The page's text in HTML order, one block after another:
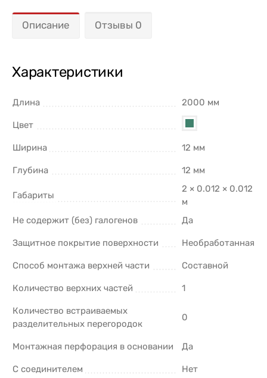
Описание Отзывы 0
Характеристики
Длина 2000 мм
Цвет
Ширина 12 мм
Глубина 12 мм
Габариты
2 × 0.012 × 0.012
м
Не содержит (без) галогенов
Да
Защитное покрытие поверхности Необработанная
Способ монтажа верхней части Составной
Количество верхних частей 1
Количество встраиваемых
разделительных перегородок
0
Монтажная перфорация в основании Да
С соединителем Нет